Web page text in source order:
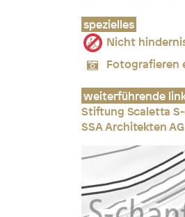
spezielles
Nicht
Fotografieren
weiterführende
Stiftung Scaletta
SSA Architekten AG